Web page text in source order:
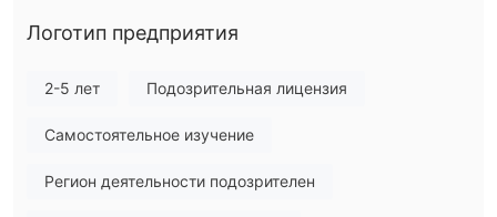
Является ли TRADING HUB законным?
действительных регулирующих лицензий
надзором признанных регулирующих органов. Кроме того,
имеют доступа к информации о своих сделках.
Логотип предприятия
2-5 лет Подозрительная лицензия
Самостоятельное изучение
Регион деятельности подозрителен